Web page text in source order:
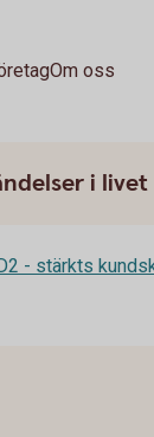
Om oss
i livet
- stärkts